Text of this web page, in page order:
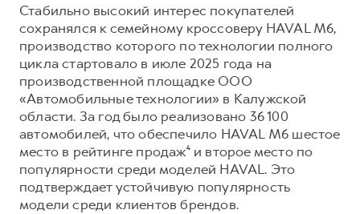
Стабильно высокий интерес покупателей
сохранялся к семейному кроссоверу HAVAL M6,
производство которого по технологии полного
цикла стартовало в июле 2025 года на
производственной площадке ООО
«Автомобильные технологии» в Калужской
области. За год было реализовано 36 100
автомобилей, что обеспечило HAVAL M6 шестое
место в рейтинге продаж⁴ и второе место по
популярности среди моделей HAVAL. Это
подтверждает устойчивую популярность
модели среди клиентов брендов.